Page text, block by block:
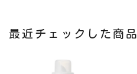
最近チェックした商品